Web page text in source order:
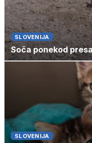
SLOVENIJA
Soča ponekod
SLOVENIJA